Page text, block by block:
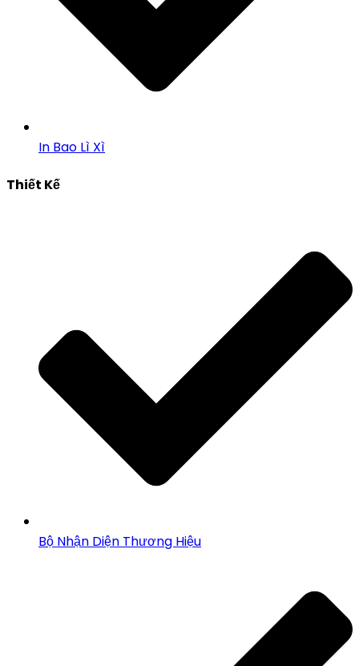
In Bao Lì Xì
Thiết Kế
Bộ Nhận Diện Thương Hiệu